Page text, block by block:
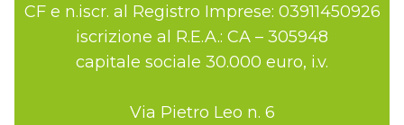
CF e n.iscr. al Registro Imprese: 03911450926
iscrizione al R.E.A.: CA – 305948
capitale sociale 30.000 euro, i.v.
Via Pietro Leo n. 6